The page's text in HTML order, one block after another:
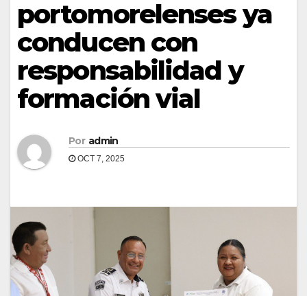
portomorelenses ya
conducen con
responsabilidad y
formación vial
Por admin
OCT 7, 2025